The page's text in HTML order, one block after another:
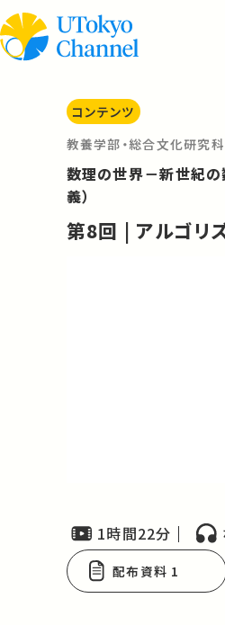
コンテンツ
教養学部・総合文化研究科
数理の世界－新世紀の
義）
第8回 | アルゴリ
1時間22分
配布資料 1